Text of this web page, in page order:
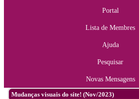
Portal
Lista de Membres
Ajuda
Pesquisar
Novas Mensagens
Mudanças visuais do site! (Nov/2023)